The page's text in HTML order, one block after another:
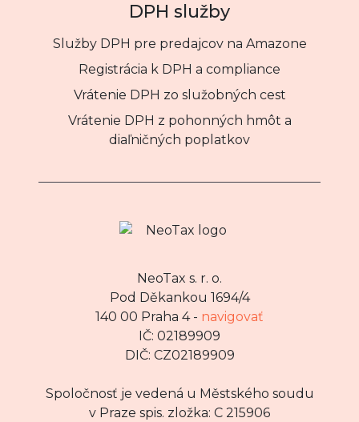
DPH služby
Služby DPH pre predajcov na Amazone
Registrácia k DPH a compliance
Vrátenie DPH zo služobných cest
Vrátenie DPH z pohonných hmôt a
diaľničných poplatkov
NeoTax s. r. o.
Pod Děkankou 1694/4
140 00 Praha 4 - navigovať
IČ: 02189909
DIČ: CZ02189909
Spoločnosť je vedená u Městského soudu
v Praze spis. zložka: C 215906